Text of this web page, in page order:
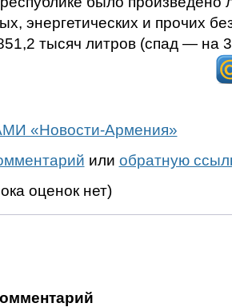
энергетических и прочих
тысяч литров (спад — на
«Новости-Армения»
или обратную
оценок нет)